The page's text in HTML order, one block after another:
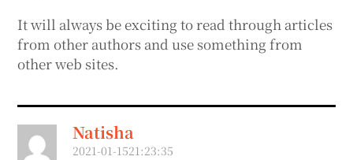
It will always be exciting to read through articles
from other authors and use something from
other web sites.
Natisha
2021-01-1521:23:35